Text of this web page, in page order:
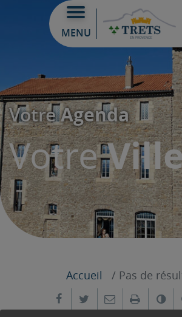
MENU
VotreAgenda
Votre
Accueil
Pas de
Partager sur Facebook
Partager sur
Envoyer